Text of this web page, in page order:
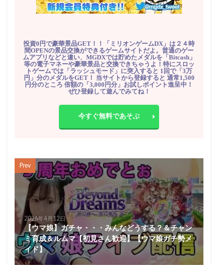
投資0円で豪華景品GET！！「ミリオンゲームDX」は２４時
間OPENの景品交換ができるゲームサイトだよ。普通のゲー
ムアプリなどと違い、MGDXでは貯めたメダルを「Bitcash」
等の電子マネーや豪華景品と交換できちゃうよ！特にスロッ
トゲームでは「ラッシュモード」に突入すると 1回で「3万
円」分のメダルをGET！ 当サイトから登録すると 通常1,500
円分のところ 倍額の「3,000円分」お試しポイント進呈中！
ぜひ登録して遊んでみてね！
今すぐ無料であそぶ
Prev
2026年4月12日
【ウマ娘】ガチャ・・・みんなどうする？＆チャン
ミ育成＆ルムマ【初見さん歓迎】【ウマ娘ガチ勢メ
イド】